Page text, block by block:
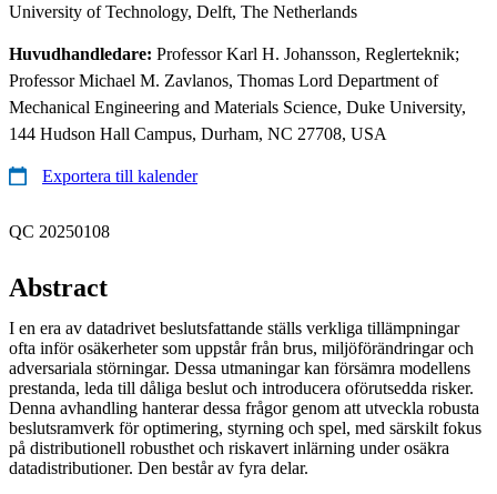
University of Technology, Delft, The Netherlands
Huvudhandledare: Professor Karl H. Johansson, Reglerteknik;
Professor Michael M. Zavlanos, Thomas Lord Department of
Mechanical Engineering and Materials Science, Duke University,
144 Hudson Hall Campus, Durham, NC 27708, USA
Exportera till kalender
QC 20250108
Abstract
I en era av datadrivet beslutsfattande ställs verkliga tillämpningar
ofta inför osäkerheter som uppstår från brus, miljöförändringar och
adversariala störningar. Dessa utmaningar kan försämra modellens
prestanda, leda till dåliga beslut och introducera oförutsedda risker.
Denna avhandling hanterar dessa frågor genom att utveckla robusta
beslutsramverk för optimering, styrning och spel, med särskilt fokus
på distributionell robusthet och riskavert inlärning under osäkra
datadistributioner. Den består av fyra delar.